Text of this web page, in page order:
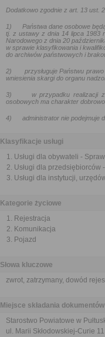
Dodatkowo zgodnie z art. 13 ust.
1) Państwa dane osobowe
tj. z ustawy z dnia 14 lipca 1983
Narodowego z dnia 20
w sprawie klasyfikowania i
do archiwów państwowych i
2) przysługuje Państwu
wniesienia skargi do organu
3) w przypadku realizacji
osobowych ma charakter
4) administrator nie podejmuje
Klasyfikacje usługi
Usługi dla obywateli -
Usługi dla
Usługi dla instytucji,
Kategorie życiowe
Rejestracja
Komunikacja
Pojazd
Słowa kluczowe
zwrot, zatrzymany, dowód
Miejsce składania dokumentów
Starostwo Powiatowe w
ul. Marii Skłodowskiej-Curie 11